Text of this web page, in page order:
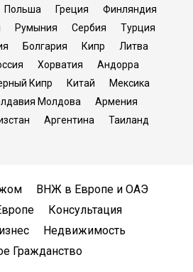
Польша Греция
Финляндия
Румыния Сербия
Турция
Болгария Кипр
Литва
Хорватия
Андорра
Кипр Китай
Мексика
Молдова
Армения
Аргентина Таиланд
ВНЖ в Европе и ОАЭ
Консультация
Недвижимость
Гражданство